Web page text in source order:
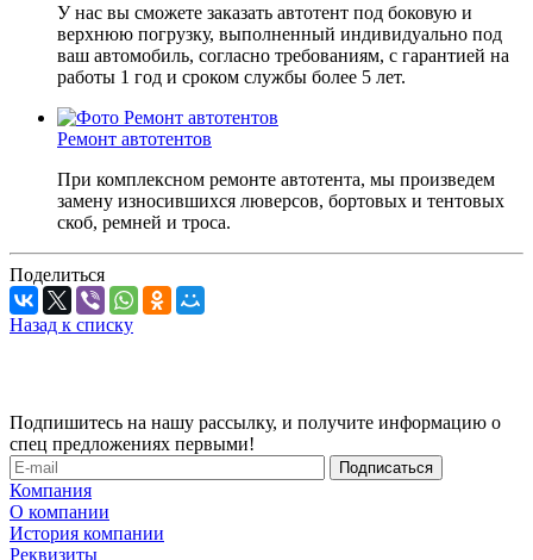
У нас вы сможете заказать автотент под боковую и
верхнюю погрузку, выполненный индивидуально под
ваш автомобиль, согласно требованиям, с гарантией на
работы 1 год и сроком службы более 5 лет.
Ремонт автотентов
При комплексном ремонте автотента, мы произведем
замену износившихся люверсов, бортовых и тентовых
скоб, ремней и троса.
Поделиться
Назад к списку
Подпишитесь на нашу рассылку, и получите информацию о
спец предложениях первыми!
Компания
О компании
История компании
Реквизиты